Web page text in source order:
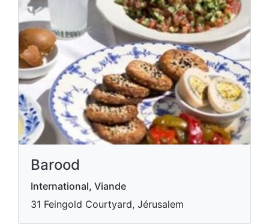
Barood
International, Viande
31 Feingold Courtyard, Jérusalem